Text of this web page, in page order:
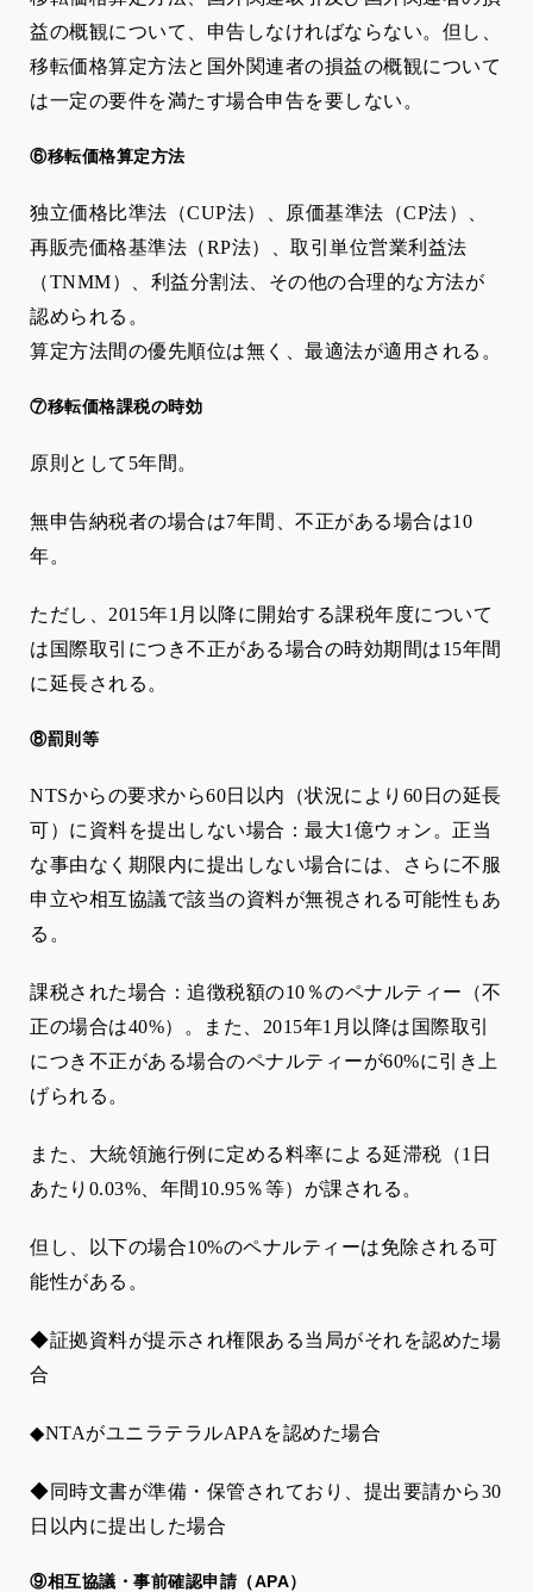
益の概観について、申告しなければならない。但し、
移転価格算定方法と国外関連者の損益の概観について
は一定の要件を満たす場合申告を要しない。
⑥移転価格算定方法
独立価格比準法（CUP法）、原価基準法（CP法）、
再販売価格基準法（RP法）、取引単位営業利益法
（TNMM）、利益分割法、その他の合理的な方法が
認められる。
算定方法間の優先順位は無く、最適法が適用される。
⑦移転価格課税の時効
原則として 5年間。
無申告納税者の場合は7年間、不正がある場合は10
年。
ただし、 2015年1 月以降に開始する課税年度について
は国際取引につき不正がある場合の時効期間は15年間
に延長される。
⑧罰則等
NTSからの要求から60日以内（状況により 60 日の延長
可）に資料を提出しない場合：最大1 億ウォン。正当
な事由なく期限内に提出しない場合には、さらに不服
申立や相互協議で該当の資料が無視される可能性もあ
る。
課税された場合：追徴税額の10 ％のペナルティー（不
正の場合は40%）。また、 2015年1 月以降は国際取引
につき不正がある場合のペナルティーが60%に引き上
げられる。
また、大統領施行例に定める料率による延滞税（1日
あたり0.03%、年間10.95％等）が課される。
但し、以下の場合10%のペナルティーは免除される可
能性がある。
◆証拠資料が提示され権限ある当局がそれを認めた場
合
◆NTAがユニラテラルAPA を認めた場合
◆同時文書が準備・保管されており、提出要請から30
日以内に提出した場合
⑨相互協議・事前確認申請（APA）